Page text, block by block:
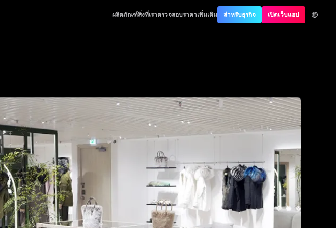
ผลิตภัณฑ์สิ่งที่เราตรวจสอบราคาเพิ่มเติม สำหรับธุรกิจ เปิดเว็บแอป